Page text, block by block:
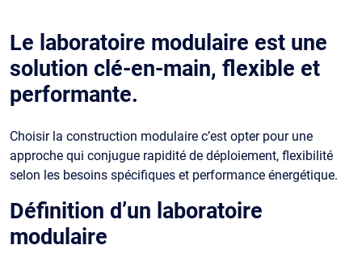
Le laboratoire modulaire est une
solution clé-en-main, flexible et
performante.
Choisir la construction modulaire c’est opter pour une
approche qui conjugue rapidité de déploiement, flexibilité
selon les besoins spécifiques et performance énergétique.
Définition d’un laboratoire
modulaire